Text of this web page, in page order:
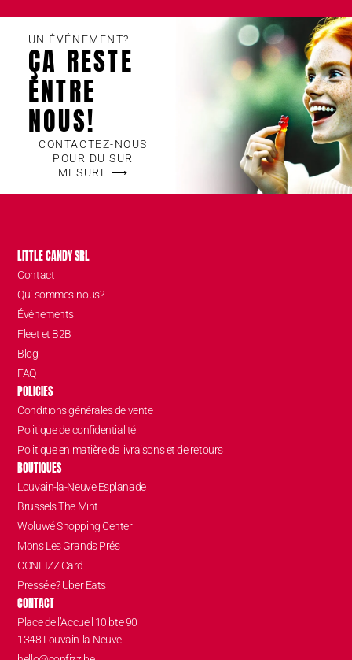
UN ÉVÉNEMENT?
ÇA RESTE
ENTRE
NOUS!
CONTACTEZ-NOUS
POUR DU SUR
MESURE ⟶
LITTLE CANDY SRL
Contact
Qui sommes-nous?
Événements
Fleet et B2B
Blog
FAQ
POLICIES
Conditions générales de vente
Politique de confidentialité
Politique en matière de livraisons et de retours
BOUTIQUES
Louvain-la-Neuve Esplanade
Brussels The Mint
Woluwé Shopping Center
Mons Les Grands Prés
CONFIZZ Card
Pressé.e? Uber Eats
CONTACT
Place de l’Accueil 10 bte 90
1348 Louvain-la-Neuve